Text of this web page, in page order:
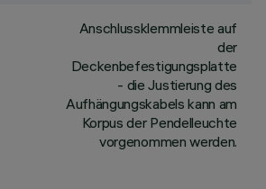
Anschlussklemmleiste auf
der
Deckenbefestigungsplatte
- die Justierung des
Aufhängungskabels kann am
Korpus der Pendelleuchte
vorgenommen werden.